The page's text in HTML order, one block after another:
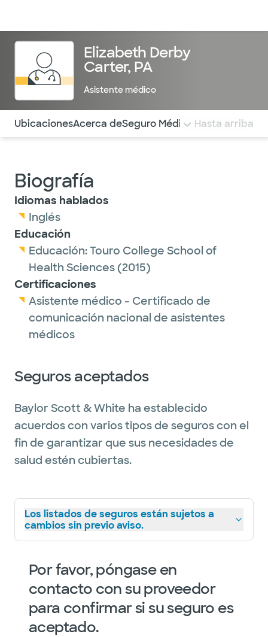
Elizabeth Derby
Carter, PA
Asistente médico
Utilice esta navegación para saltar rápidamente a
UbicacionesAcerca deSeguro Médico COMENTARIOS
Hasta arriba
Biografía
Idiomas hablados
Inglés
Educación
Educación:Touro College School of
Health Sciences(2015)
Certificaciones
Asistente médico - Certificado de
comunicación nacional de asistentes
médicos
Seguros aceptados
Baylor Scott & White ha establecido
acuerdos con varios tipos de seguros con el
fin de garantizar que sus necesidades de
salud estén cubiertas.
Los listados de seguros están sujetos a
cambios sin previo aviso.
Por favor, póngase en
contacto con su proveedor
para confirmar si su seguro es
aceptado.